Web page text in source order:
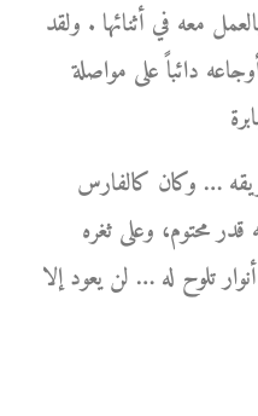
معه في أثنائها . ولقد
دائباً على مواصلة
… وكان كالفارس
قدر محتوم، وعلى ثغره
تلوح له … لن يعود إلا